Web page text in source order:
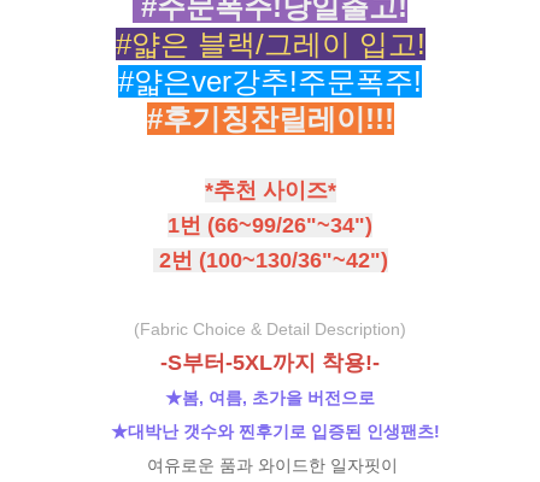
#얇은 블랙/그레이 입고!
#얇은ver강추!주문폭주!
#후기칭찬릴레이!!!
*추천 사이즈*
1번 (66~99/26"~34")
2번 (100~130/36"~42")
(Fabric Choice & Detail Description)
-S부터-5XL까지 착용!-
★봄, 여름, 초가을 버전으로
★대박난 갯수와 찐후기로 입증된 인생팬츠!
여유로운 품과 와이드한 일자핏이